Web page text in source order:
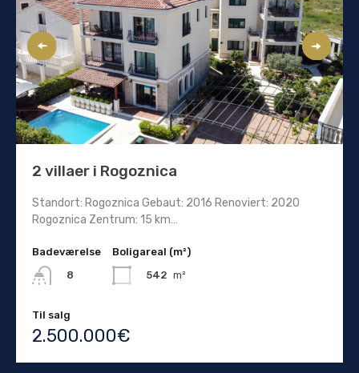
2 villaer i Rogoznica
Standort: Rogoznica Gebaut: 2016 Renoviert: 2020
Rogoznica Zentrum: 15 km…
Badeværelse
8
Boligareal (m²)
542 m²
Til salg
2.500.000€